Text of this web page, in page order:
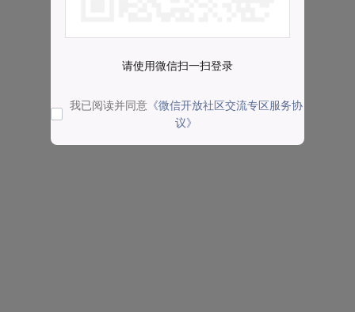
请使用微信扫一扫登录
我已阅读并同意 《微信开放社区交流专区服务协
议》